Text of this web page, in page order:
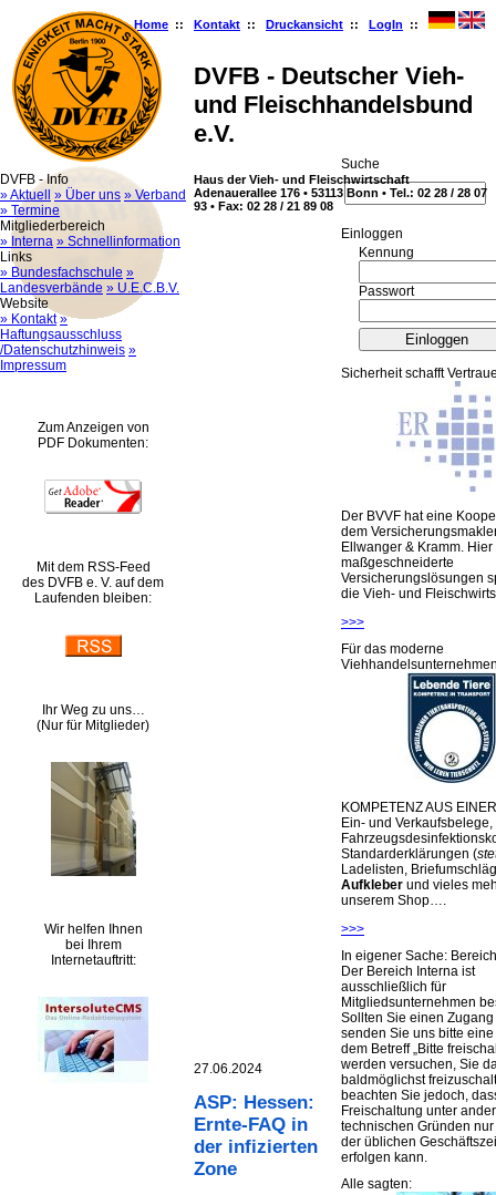
Home :: Kontakt :: Druckansicht :: LogIn ::
DVFB - Deutscher Vieh-
und Fleischhandelsbund
e.V.
Haus der Vieh- und Fleischwirtschaft
Adenauerallee 176 • 53113 Bonn • Tel.: 02 28 / 28 07
93 • Fax: 02 28 / 21 89 08
DVFB - Info
» Aktuell
» Über uns » Verband
» Termine
Mitgliederbereich
» Interna » Schnellinformation
Links
» Bundesfachschule »
Landesverbände » U.E.C.B.V.
Website
» Kontakt »
Haftungsausschluss
/Datenschutzhinweis »
Impressum
Zum Anzeigen von
PDF Dokumenten:
Mit dem RSS-Feed
des DVFB e. V. auf dem
Laufenden bleiben:
Ihr Weg zu uns…
(Nur für Mitglieder)
Wir helfen Ihnen
bei Ihrem
Internetauftritt:
27.06.2024
ASP: Hessen:
Ernte-FAQ in
der infizierten
Zone
Suche
Ein­log­gen
Kennung
Passwort
Sicherheit schafft
Der BVVF hat eine
dem
Ellwanger & Kramm.
maßgeschneiderte
Versicherungslösungen
die Vieh- und
>>>
Für das moderne
KOMPETENZ AUS
Ein- und Verkaufsbelege,
Standarderklärungen (
Ladelisten,
Aufkleber und vieles
unserem Shop….
>>>
In eigener Sache:
Der Bereich Interna ist
ausschließlich für
Mitgliedsunternehmen
Sollten Sie einen
senden Sie uns bitte
dem Betreff „Bitte
werden versuchen, Sie
baldmöglichst
beachten Sie jedoch,
Freischaltung unter
technischen Gründen
der üblichen
erfolgen kann.
Alle sagten: